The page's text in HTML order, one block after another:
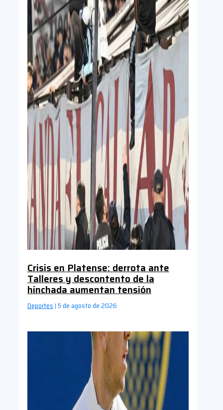
Crisis en Platense: derrota ante
Talleres y descontento de la
hinchada aumentan tensión
Deportes | 5 de agosto de 2026